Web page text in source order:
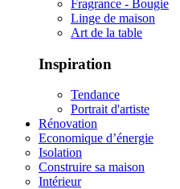
Fragrance - Bougie
Linge de maison
Art de la table
Inspiration
Tendance
Portrait d'artiste
Rénovation
Economique d’énergie
Isolation
Construire sa maison
Intérieur